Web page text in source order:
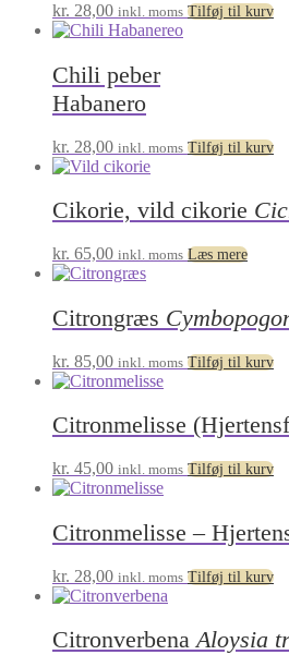
kr. 28,00 inkl. moms Tilføj til kurv
Chili peber
Habanero
kr. 28,00 inkl. moms Tilføj til kurv
Cikorie, vild cikorie
kr. 65,00 inkl. moms Læs mere
Citrongræs
kr. 85,00 inkl. moms Tilføj til kurv
Citronmelisse
kr. 45,00 inkl. moms Tilføj til kurv
Citronmelisse –
kr. 28,00 inkl. moms Tilføj til kurv
CitronverbenaAloysia